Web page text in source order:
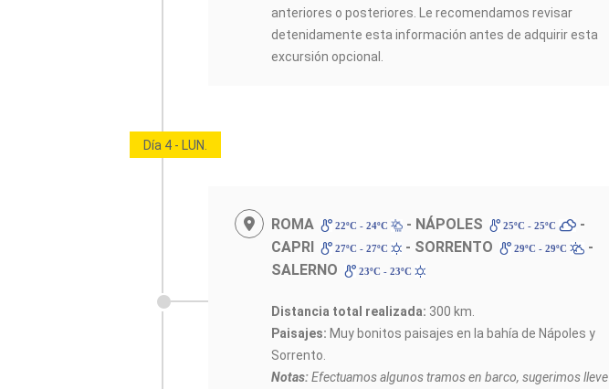
anteriores o posteriores. Le recomendamos revisar
detenidamente esta información antes de adquirir esta
excursión opcional.
Día 4 - LUN.
ROMA 22ºC - 24ºC - NÁPOLES 25ºC - 25ºC
-
CAPRI
27ºC - 27ºC - SORRENTO 29ºC - 29ºC
-
SALERNO
23ºC - 23ºC
Distancia total realizada: 300 km.
Paisajes: Muy bonitos paisajes en la bahía de Nápoles y
Sorrento.
Notas:Efectuamos algunos tramos en barco, sugerimos lleve